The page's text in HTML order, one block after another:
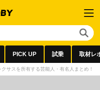
PICK UP 試乗 取材レ
クサスを所有する芸能人・有名人まとめ！